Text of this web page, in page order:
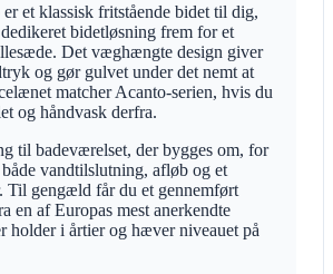
et klassisk fritstående bidet til dig,
bidetløsning frem for et
Det væghængte design giver
og gør gulvet under det nemt at
matcher Acanto-serien, hvis du
og håndvask derfra.
til badeværelset, der bygges om, for
vandtilslutning, afløb og et
Til gengæld får du et gennemført
en af Europas mest anerkendte
holder i årtier og hæver niveauet på